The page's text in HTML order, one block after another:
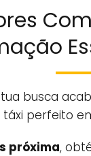
busca
perfeito
próxima,